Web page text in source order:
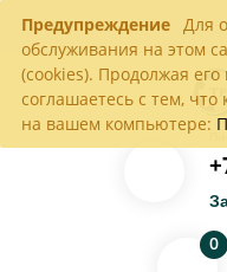
Предупреждение Для
обслуживания на этом
(cookies). Продолжая
соглашаетесь с тем, что
на вашем компьютере:
0